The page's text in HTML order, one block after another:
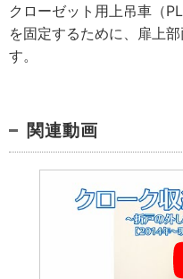
クローゼット用上吊車（
を固定するために、扉上
す。
関連動画